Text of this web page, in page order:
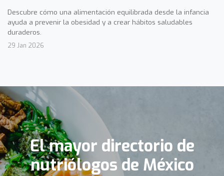
Descubre cómo una alimentación equilibrada desde la infancia
ayuda a prevenir la obesidad y a crear hábitos saludables
duraderos.
29 Jan 2026
El mayor directorio de
nutriólogos de México